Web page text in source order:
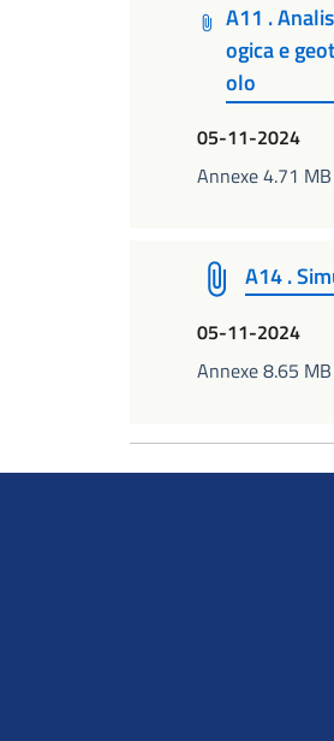
A11 .
ogica e
olo
05-11-2024
Annexe 4.71
A14 .
05-11-2024
Annexe 8.65